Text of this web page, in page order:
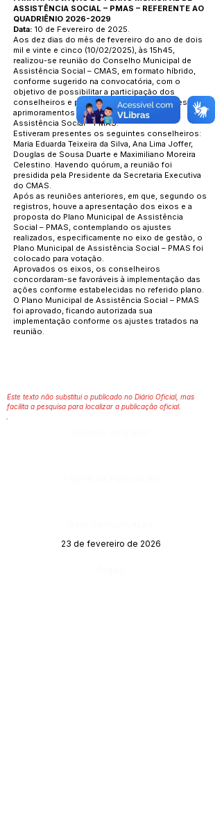
ASSISTÊNCIA SOCIAL – PMAS – REFERENTE AO
QUADRIÊNIO 2026-2029
Data: 10 de Fevereiro de 2025.
Aos dez dias do mês de fevereiro do ano de dois
mil e vinte e cinco (10/02/2025), às 15h45,
realizou-se reunião do Conselho Municipal de
Assistência Social – CMAS, em formato híbrido,
conforme sugerido na convocatória, com o
objetivo de possibilitar a participação dos
conselheiros e promover os devidos ajustes e
aprimoramentos no Plano Municipal de
Assistência Social – PMAS.
Estiveram presentes os seguintes conselheiros:
Maria Eduarda Teixeira da Silva, Ana Lima Joffer,
Douglas de Sousa Duarte e Maximiliano Moreira
Celestino. Havendo quórum, a reunião foi
presidida pela Presidente da Secretaria Executiva
do CMAS.
Após as reuniões anteriores, em que, segundo os
registros, houve a apresentação dos eixos e a
proposta do Plano Municipal de Assistência
Social – PMAS, contemplando os ajustes
realizados, especificamente no eixo de gestão, o
Plano Municipal de Assistência Social – PMAS foi
colocado para votação.
Aprovados os eixos, os conselheiros
concordaram-se favoráveis à implementação das
ações conforme estabelecidas no referido plano.
O Plano Municipal de Assistência Social – PMAS
foi aprovado, ficando autorizada sua
implementação conforme os ajustes tratados na
reunião.
Este texto não substitui o publicado no Diário Oficial, mas
facilita a pesquisa para localizar a publicação oficial.
23 de fevereiro de 2026